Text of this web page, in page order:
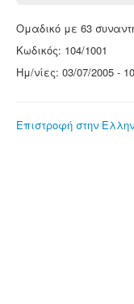
Ομαδικό με 63
Κωδικός: 104/1001
Ημ/νίες: 03/07/2005 -
Επιστροφή στην